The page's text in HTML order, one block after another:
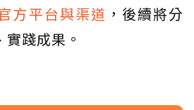
方平台與渠道 ，後續將分
踐成果。